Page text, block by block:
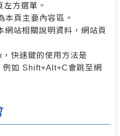
方選單。
本頁主要內容區。
站相關說明資料，網站頁
快速鍵的使用方法是
如 Shift+Alt+C會跳至網